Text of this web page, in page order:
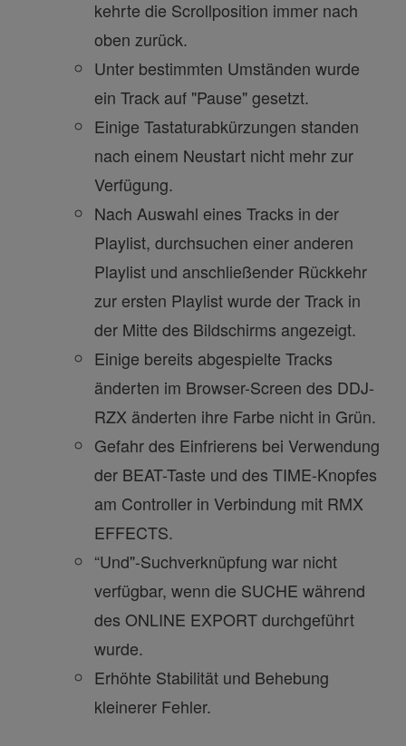
kehrte die Scrollposition immer nach
oben zurück.
Unter bestimmten Umständen wurde
ein Track auf "Pause" gesetzt.
Einige Tastaturabkürzungen standen
nach einem Neustart nicht mehr zur
Verfügung.
Nach Auswahl eines Tracks in der
Playlist, durchsuchen einer anderen
Playlist und anschließender Rückkehr
zur ersten Playlist wurde der Track in
der Mitte des Bildschirms angezeigt.
Einige bereits abgespielte Tracks
änderten im Browser-Screen des DDJ-
RZX änderten ihre Farbe nicht in Grün.
Gefahr des Einfrierens bei Verwendung
der BEAT-Taste und des TIME-Knopfes
am Controller in Verbindung mit RMX
EFFECTS.
“Und"-Suchverknüpfung war nicht
verfügbar, wenn die SUCHE während
des ONLINE EXPORT durchgeführt
wurde.
Erhöhte Stabilität und Behebung
kleinerer Fehler.